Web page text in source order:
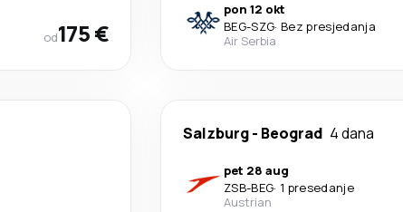
od175 €
pon 12 okt
BEG-SZG· Bez presjedanja
Air Serbia
Salzburg- Beograd 4 dana
pet 28 aug
ZSB-BEG· 1 presedanje
Austrian